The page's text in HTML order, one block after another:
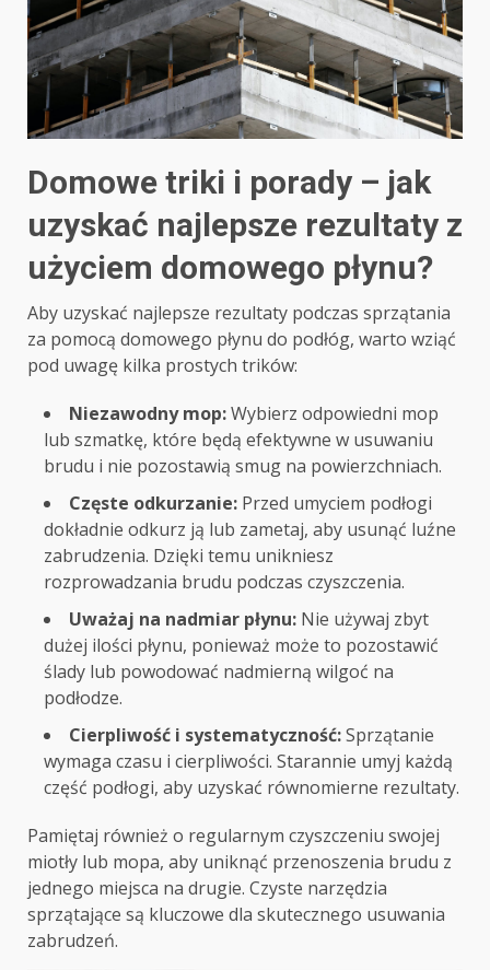
Domowe triki i porady – jak
uzyskać najlepsze rezultaty z
użyciem domowego płynu?
Aby uzyskać najlepsze rezultaty podczas sprzątania
za pomocą domowego płynu do podłóg, warto wziąć
pod uwagę kilka prostych trików:
Niezawodny mop:Wybierz odpowiedni mop
lub szmatkę, które będą efektywne w usuwaniu
brudu i nie pozostawią smug na powierzchniach.
Częste odkurzanie: Przed umyciem podłogi
dokładnie odkurz ją lub zametaj, aby usunąć luźne
zabrudzenia. Dzięki temu unikniesz
rozprowadzania brudu podczas czyszczenia.
Uważaj na nadmiar płynu: Nie używaj zbyt
dużej ilości płynu, ponieważ może to pozostawić
ślady lub powodować nadmierną wilgoć na
podłodze.
Cierpliwość i systematyczność:Sprzątanie
wymaga czasu i cierpliwości. Starannie umyj każdą
część podłogi, aby uzyskać równomierne rezultaty.
Pamiętaj również o regularnym czyszczeniu swojej
miotły lub mopa, aby uniknąć przenoszenia brudu z
jednego miejsca na drugie. Czyste narzędzia
sprzątające są kluczowe dla skutecznego usuwania
zabrudzeń.